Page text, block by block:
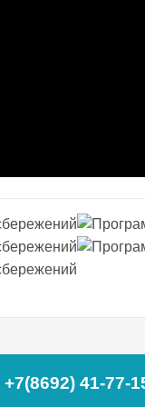
+7(8692) 41-77-